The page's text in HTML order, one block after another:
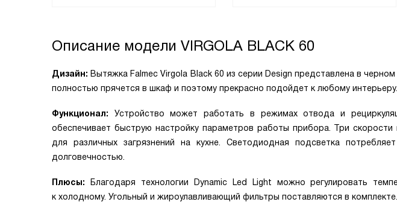
Описание модели VIRGOLA BLACK 60
Дизайн: Вытяжка Falmec Virgola Black 60 из серии Design представлена в
полностью прячется в шкаф и поэтому прекрасно подойдет к любому интерьеру.
Функционал: Устройство может работать в режимах отвода и
обеспечивает быструю настройку параметров работы прибора. Три
для различных загрязнений на кухне. Светодиодная подсветка
долговечностью.
Плюсы:
Благодаря технологии Dynamic Led Light можно регулировать
к холодному. Угольный и жироулавливающий фильтры поставляются в комплекте.